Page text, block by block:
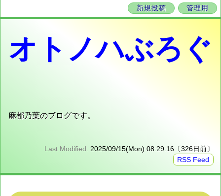
新規投稿 管理用
オトノハぶろぐ
麻都乃葉のブログです。
Last Modified: 2025/09/15(Mon) 08:29:16〔326日前〕
RSS Feed